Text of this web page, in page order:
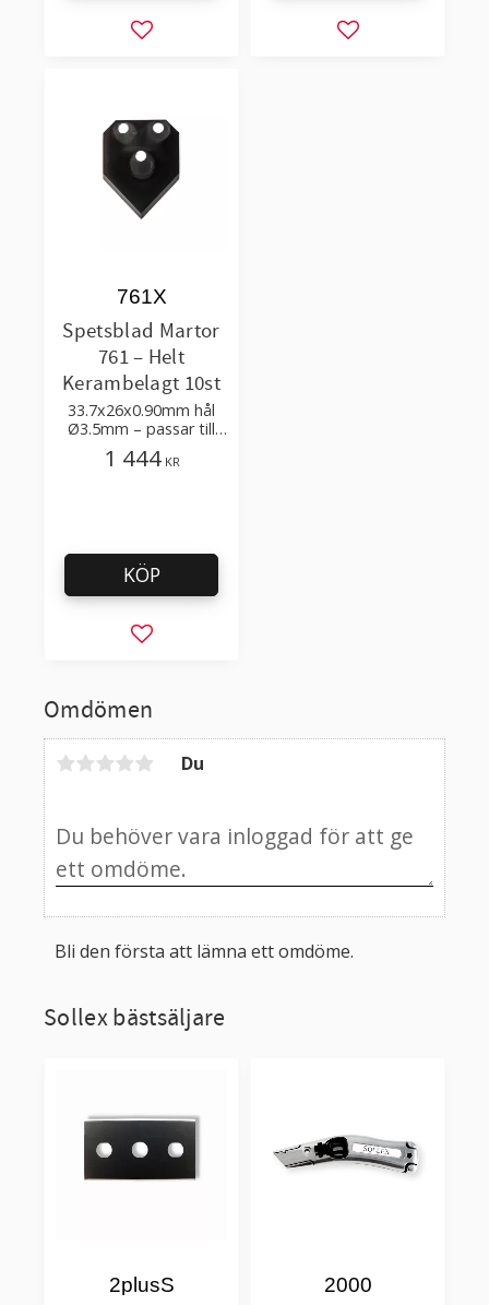
Omdömen
Du
Bli den första att lämna ett omdöme.
Lägg till i favoriter Lägg till i
Spetsblad Martor
761 – Helt
Kerambelagt 10st
33.7x26x0.90mm hål
Ø3.5mm – passar till
att skära slang,
wellpapp, förpackning
761X
1 444KR
Lägg till i favoriter
KÖP
Sollex bästsäljare
2plusS 2000